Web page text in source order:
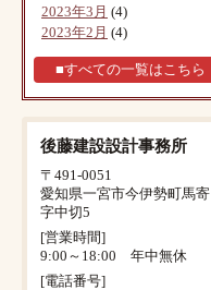
2023年3月 (4)
2023年2月 (4)
■すべての一覧はこちら
後藤建設設計事務所
〒491-0051
愛知県一宮市今伊勢町馬寄
字中切5
[営業時間]
9:00～18:00 年中無休
[電話番号]